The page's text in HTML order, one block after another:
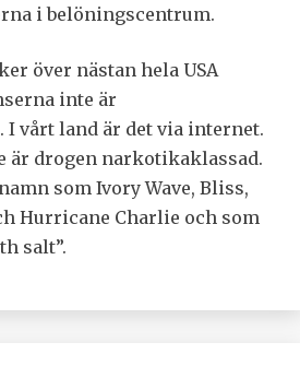
i belöningscentrum.
över nästan hela USA
inte är
vårt land är det via internet.
är drogen narkotikaklassad.
som Ivory Wave, Bliss,
Hurricane Charlie och som
salt”.